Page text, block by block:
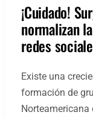
¡Cuidado!
normalizan
redes
Existe una
formación de
Norteamericana